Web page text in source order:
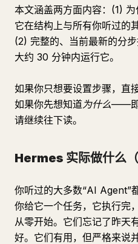
本文涵盖两方面内容：(1)
它在结构上与所有你听过的
(2) 完整的、当前最新的分
大约 30 分钟内运行它。
如果你只想要设置步骤，直
如果你先想知道为什么——即
请继续往下读。
Hermes 实际做什么（
你听过的大多数“AI Agent”
你给它一个任务，它执行完
从零开始。它们忘记了昨天
好。它们有用，但严格来说